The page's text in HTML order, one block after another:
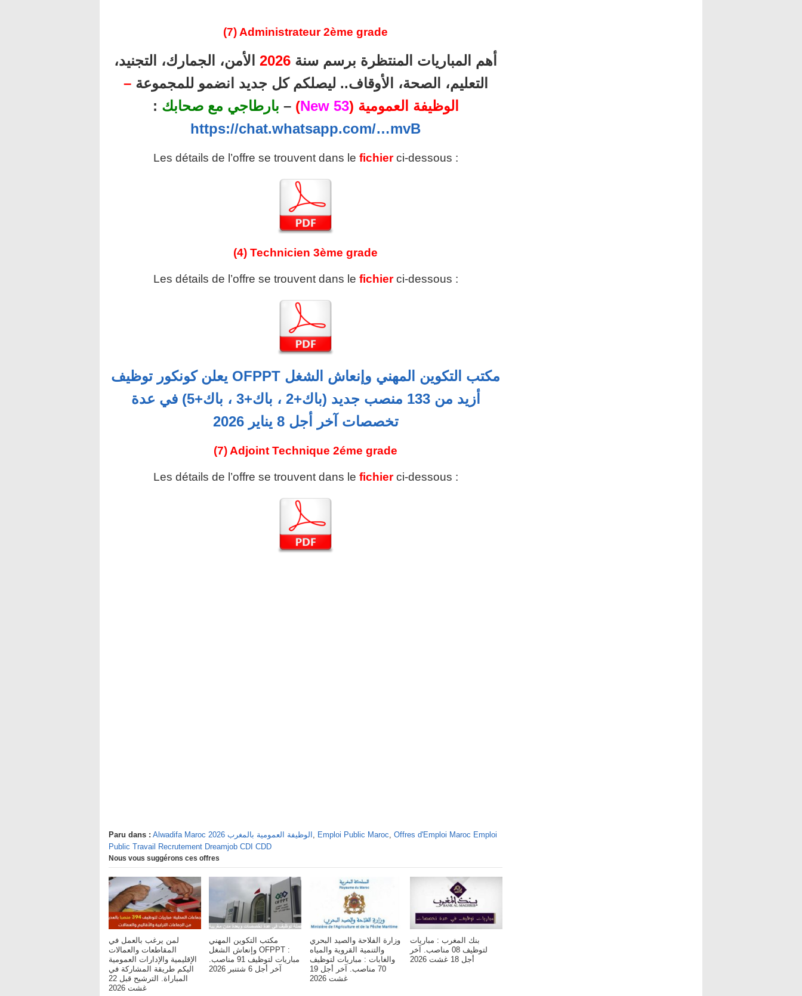
(7) Administrateur 2ème grade
أهم المباريات المنتظرة برسم سنة 2026 الأمن، الجمارك، التجنيد،
التعليم، الصحة، الأوقاف.. ليصلكم كل جديد انضمو للمجموعة–
الوظيفة العمومية (53 New
)
– بارطاجي مع صحابك :
https://chat.whatsapp.com/…mvB
Les détails de l’offre se trouvent dans le fichier ci-dessous :
(4) Technicien 3ème grade
Les détails de l’offre se trouvent dans le fichier ci-dessous :
مكتب التكوين المهني وإنعاش الشغل OFPPT يعلن كونكور توظيف
أزيد من 133 منصب جديد (باك+2 ، باك+3 ، باك+5) في عدة
تخصصات آخر أجل 8 يناير 2026
(7) Adjoint Technique 2éme grade
Les détails de l’offre se trouvent dans le fichier ci-dessous :
Paru dans : Alwadifa Maroc 2026 الوظيفة العمومية بالمغرب , Emploi Public Maroc, Offres d'Emploi Maroc Emploi
Public Travail Recrutement Dreamjob CDI CDD
Nous vous suggérons ces offres
لمن يرغب بالعمل في
المقاطعات والعمالات
الإقليمية والإدارات العمومية
اليكم طريقة المشاركة في
المباراة. الترشيح قبل 22
غشت 2026
مكتب التكوين المهني
وإنعاش الشغل OFPPT :
مباريات لتوظيف 91 مناصب.
آخر أجل 6 شتنبر 2026
وزارة الفلاحة والصيد البحري
والتنمية القروية والمياه
والغابات : مباريات لتوظيف
70 مناصب. آخر أجل 19
غشت 2026
بنك المغرب : مباريات
لتوظيف 08 مناصب. آخر
أجل 18 غشت 2026